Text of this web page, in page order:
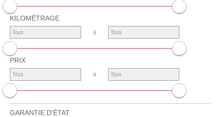
KILOMÉTRAGE
à
PRIX
à
GARANTIE D'ÉTAT